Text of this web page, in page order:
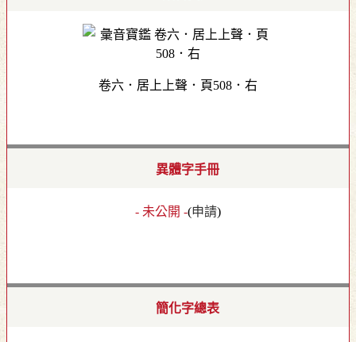
卷六．居上上聲．頁508．右
異體字手冊
- 未公開 -(申請)
簡化字總表